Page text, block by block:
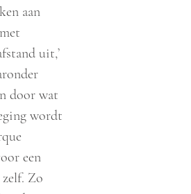
aan
uit,’
door wat
wordt
een
Zo